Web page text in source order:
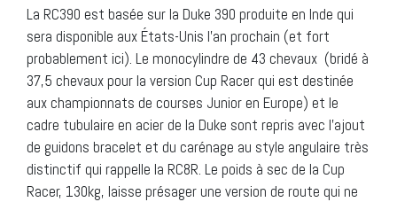
La RC390 est basée sur la Duke 390 produite en Inde qui
sera disponible aux États-Unis l’an prochain (et fort
probablement ici). Le monocylindre de 43 chevaux (bridé à
37,5 chevaux pour la version Cup Racer qui est destinée
aux championnats de courses Junior en Europe) et le
cadre tubulaire en acier de la Duke sont repris avec l’ajout
de guidons bracelet et du carénage au style angulaire très
distinctif qui rappelle la RC8R. Le poids à sec de la Cup
Racer, 130kg, laisse présager une version de route qui ne